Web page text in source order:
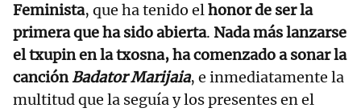
Feminista, que ha tenido elhonor de ser la
primera que ha sido abierta. Nada más lanzarse
el txupin en la txosna, ha comenzado a sonar la
canciónBadator Marijaia, e inmediatamente la
multitud que la seguía y los presentes en el